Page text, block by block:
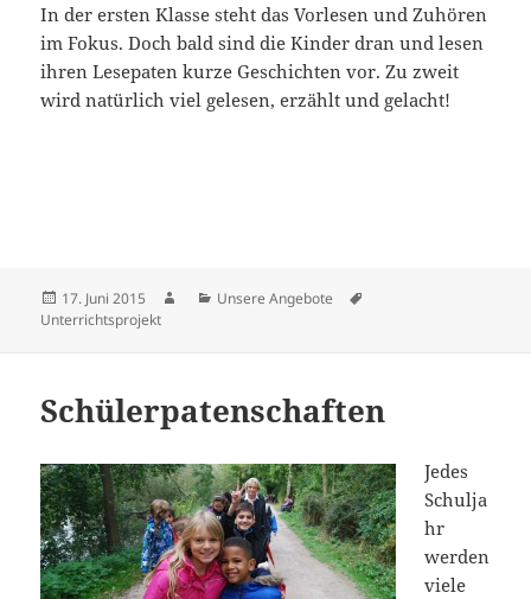
In der ersten Klasse steht das Vorlesen und Zuhören
im Fokus. Doch bald sind die Kinder dran und lesen
ihren Lesepaten kurze Geschichten vor. Zu zweit
wird natürlich viel gelesen, erzählt und gelacht!
Veröffentlicht
am
17. Juni 2015 Autor Kategorien
Unsere Angebote
Unterrichtsprojekt
Schülerpatenschaften
Jedes
Schulja
hr
werden
viele